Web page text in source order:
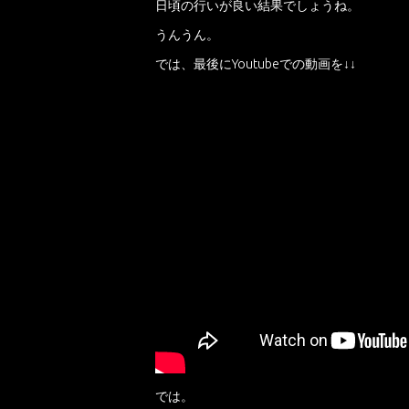
日頃の行いが良い結果でしょうね。
うんうん。
では、最後にYoutubeでの動画を↓↓
では。